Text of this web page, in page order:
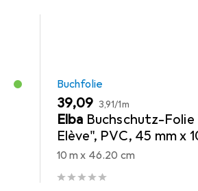
Buchfolie
EUR
39,09 EUR
3,91/1m
Elba Buchschutz-Folie
Elève", PVC, 45 mm x
transparent, zum
Büchern
10 m x 46.20 cm